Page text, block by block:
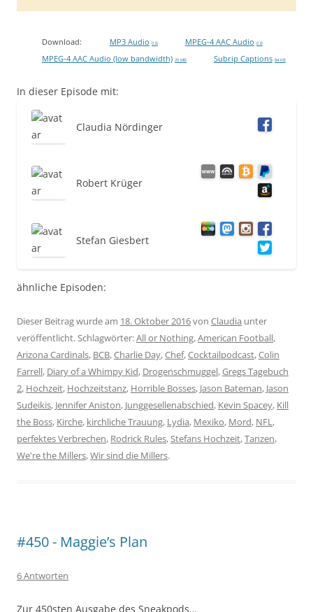
Download: MP3 Audio 0 B MPEG-4 AAC Audio 0 B
MPEG-4 AAC Audio (low bandwidth) 25 MB Subrip Captions 84 KB
In dieser Episode mit:
Claudia Nördinger
Robert Krüger
Stefan Giesbert
ähnliche Episoden:
Dieser Beitrag wurde am 18. Oktober 2016von Claudia unter
veröffentlicht. Schlagwörter:All or Nothing,American Football,
Arizona Cardinals, BCB,Charlie Day,Chef,Cocktailpodcast,Colin
Farrell, Diary of a Whimpy Kid, Drogenschmuggel,Gregs Tagebuch
2, Hochzeit, Hochzeitstanz, Horrible Bosses, Jason Bateman, Jason
Sudeikis, Jennifer Aniston, Junggesellenabschied, Kevin Spacey, Kill
the Boss, Kirche, kirchliche Trauung, Lydia, Mexiko, Mord, NFL,
perfektes Verbrechen, Rodrick Rules,Stefans Hochzeit,Tanzen,
We're the Millers,Wir sind die Millers.
#450 - Maggie’s Plan
6 Antworten
Zur 450sten Ausgabe des Sneakpods…